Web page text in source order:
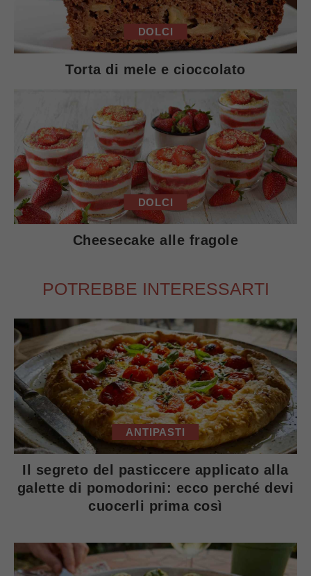
DOLCI
Torta di mele e cioccolato
DOLCI
Cheesecake alle fragole
POTREBBE INTERESSARTI
ANTIPASTI
Il segreto del pasticcere applicato alla
galette di pomodorini: ecco perché devi
cuocerli prima così